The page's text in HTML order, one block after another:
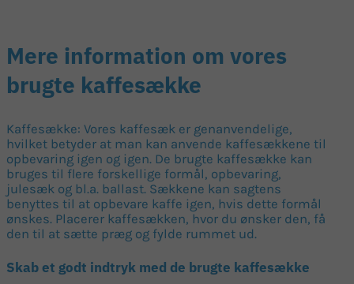
Mere information om vores
brugte kaffesække
Kaffesække: Vores kaffesæk er genanvendelige,
hvilket betyder at man kan anvende kaffesækkene til
opbevaring igen og igen. De brugte kaffesække kan
bruges til flere forskellige formål, opbevaring,
julesæk og bl.a. ballast. Sækkene kan sagtens
benyttes til at opbevare kaffe igen, hvis dette formål
ønskes. Placerer kaffesækken, hvor du ønsker den, få
den til at sætte præg og fylde rummet ud.
Skab et godt indtryk med de brugte kaffesække